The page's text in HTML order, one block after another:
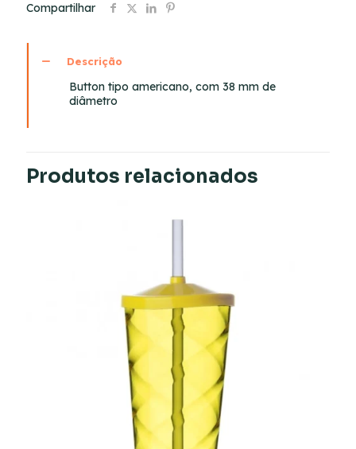
Compartilhar
Descrição
Button tipo americano, com 38 mm de
diâmetro
Produtos relacionados